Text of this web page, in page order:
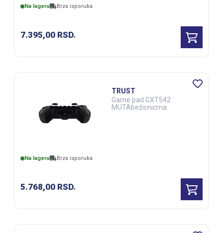
Na lageru Brza isporuka
7.395,00 RSD.
Na lageru Brza isporuka
5.768,00 RSD.
TRUST
Game pad GXT542
MUTAbežicnicrna